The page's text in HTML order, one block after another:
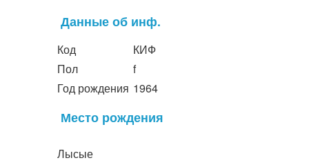
Данные об инф.
Код
КИФ
Пол
f
Год рождения 1964
Место рождения
Лысые